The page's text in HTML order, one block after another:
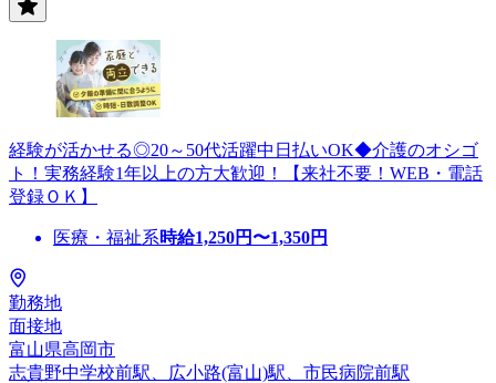
経験が活かせる◎20～50代活躍中日払いOK◆介護のオシゴ
ト！実務経験1年以上の方大歓迎！【来社不要！WEB・電話
登録ＯＫ】
医療・福祉系時給1,250円〜1,350円
勤務地
面接地
富山県高岡市
志貴野中学校前駅、広小路(富山)駅、市民病院前駅